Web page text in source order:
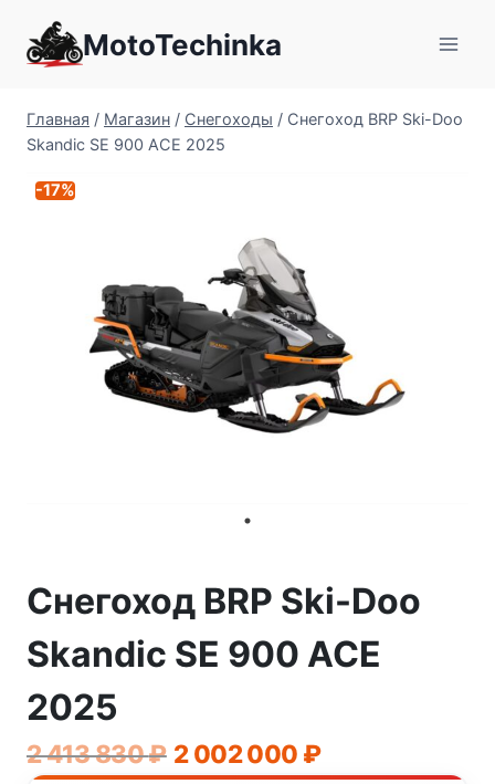
содержимому
MotoTechinka
Главная / Магазин / Снегоходы / Снегоход BRP Ski-Doo
Skandic SE 900 ACE 2025
-17%
Снегоход BRP Ski-Doo
Skandic SE 900 ACE
2025
2 413 830₽ Первоначальная
2 002 000 ₽Текущая